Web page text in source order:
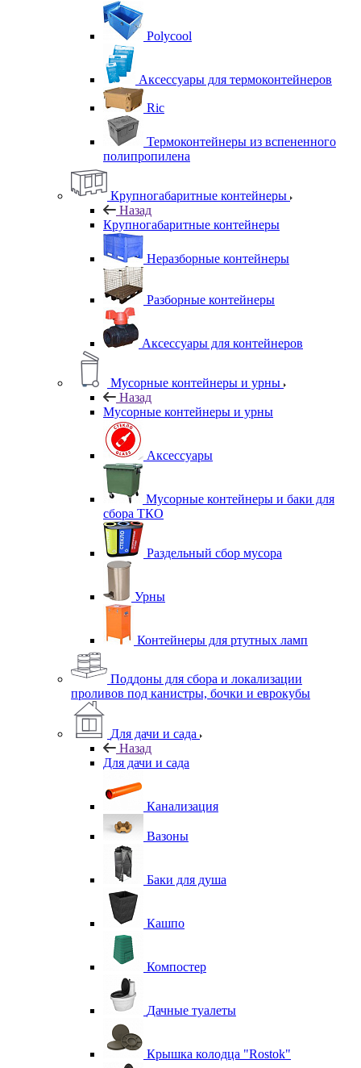
Polycool
Аксессуары для термоконтейнеров
Ric
Термоконтейнеры из вспененного
полипропилена
Крупногабаритные контейнеры
Назад
Крупногабаритные контейнеры
Неразборные контейнеры
Разборные контейнеры
Аксессуары для контейнеров
Мусорные контейнеры и урны
Назад
Мусорные контейнеры и урны
Аксессуары
Мусорные контейнеры и баки для
сбора ТКО
Раздельный сбор мусора
Урны
Контейнеры для ртутных ламп
Поддоны для сбора и локализации
проливов под канистры, бочки и еврокубы
Для дачи и сада
Назад
Для дачи и сада
Канализация
Вазоны
Баки для душа
Кашпо
Компостер
Дачные туалеты
Крышка колодца "Rostok"